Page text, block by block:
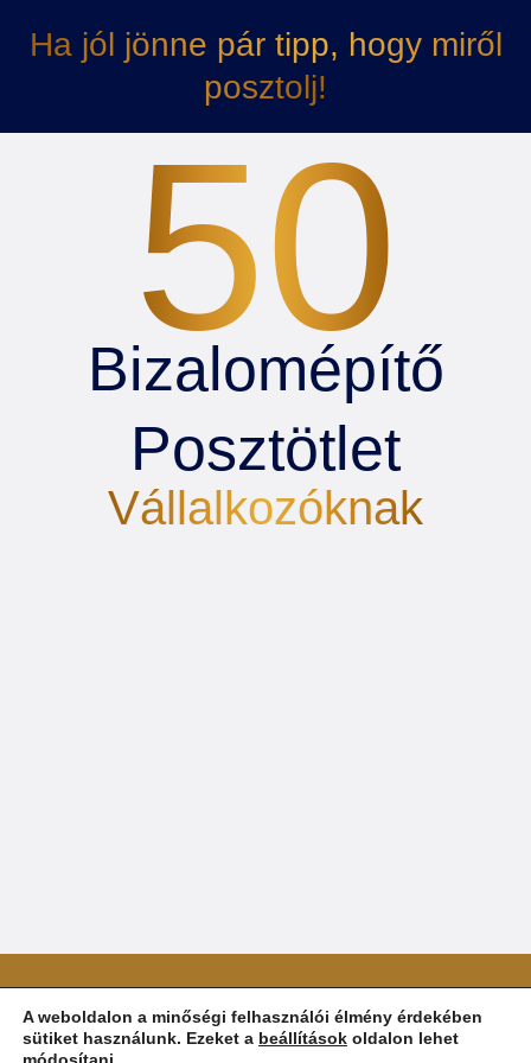
Ha jól jönne pár tipp, hogy miről
posztolj!
50
Bizalomépítő
Posztötlet
Vállalkozóknak
Minden jog fenntartva 2025 | csontattila.hu |
email: hello@csontattila.hu |Általános Szerződési
A weboldalon a minőségi felhasználói élmény érdekében
sütiket használunk. Ezeket a beállítások oldalon lehet